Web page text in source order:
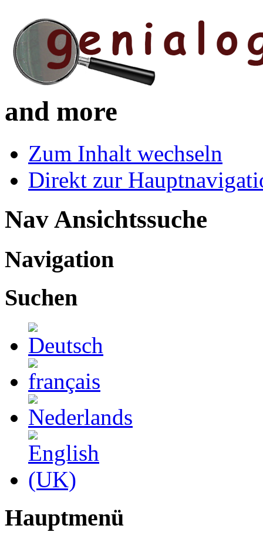
and more
Zum Inhalt wechseln
Direkt zur
Nav Ansichtssuche
Navigation
Suchen
Hauptmenü